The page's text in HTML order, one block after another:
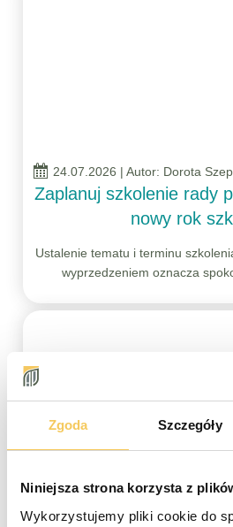
Zgoda Szczegóły
Niniejsza strona korzysta z
Wykorzystujemy pliki cookie do
24.07.2026 | Autor: Dorota
Zaplanuj szkolenie rady
nowy rok
Ustalenie tematu i terminu
wyprzedzeniem oznacza